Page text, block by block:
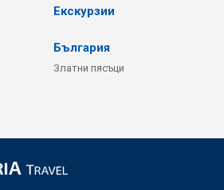
Екскурзии
България
Златни пясъци